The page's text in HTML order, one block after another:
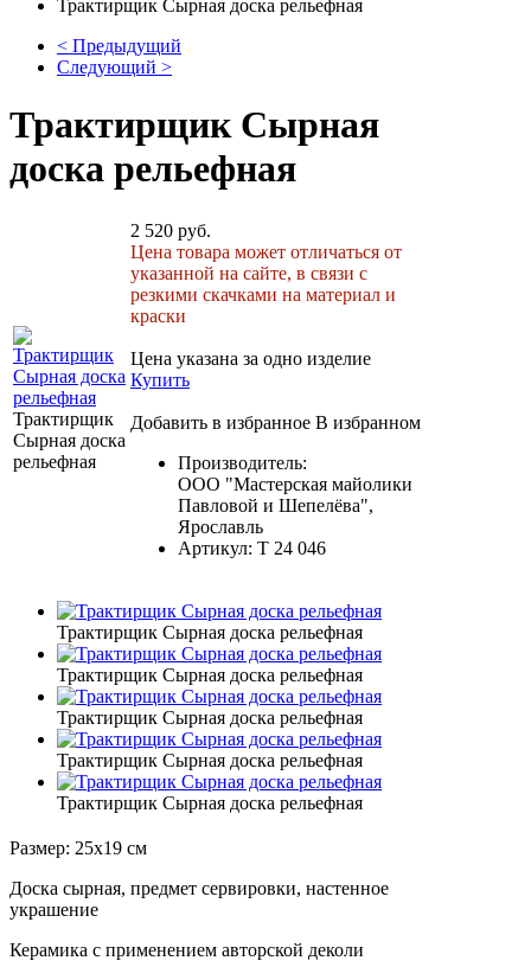
Трактирщик Сырная доска рельефная
< Предыдущий
Следующий >
Трактирщик Сырная
доска рельефная
Трактирщик
Сырная доска
рельефная
2 520 руб.
Цена товара может отличаться от
указанной на сайте, в связи с
резкими скачками на материал и
краски
Цена указана за одно изделие
Купить
Добавить в избранное В избранном
Производитель:
ООО "Мастерская майолики
Павловой и Шепелёва",
Ярославль
Артикул: Т 24 046
Трактирщик Сырная доска рельефная
Трактирщик Сырная доска рельефная
Трактирщик Сырная доска рельефная
Трактирщик Сырная доска рельефная
Трактирщик Сырная доска рельефная
Размер: 25х19 см
Доска сырная, предмет сервировки, настенное
украшение
Керамика с применением авторской деколи